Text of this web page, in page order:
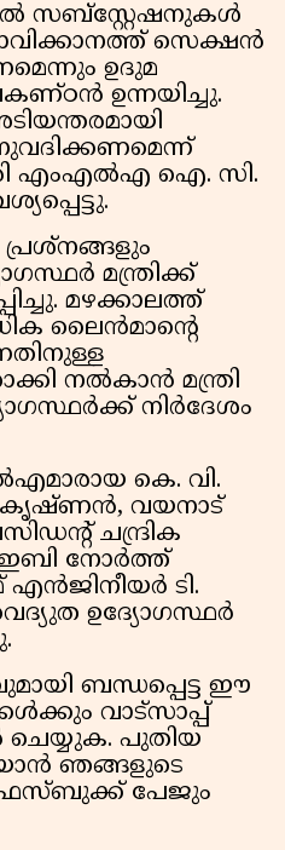
സബ്സ്റ്റേഷനുകൾ
സെക്ഷൻ
ഉദുമ
ഉന്നയിച്ചു.
എംഎൽഎ ഐ. സി.
പ്രശ്നങ്ങളും
മന്ത്രിക്ക്
മഴക്കാലത്ത്
ലൈൻമാൻ്റെ
നൽകാൻ മന്ത്രി
നിർദേശം
കെ. വി.
വയനാട്
ചന്ദ്രിക
നോർത്ത്
എൻജിനീയർ ടി.
ഉദ്യോഗസ്ഥർ
ബന്ധപ്പെട്ട ഈ
വാട്സാപ്പ്
ചെയ്യുക. പുതിയ
ഞങ്ങളുടെ
ഫേസ്ബുക്ക് പേജും